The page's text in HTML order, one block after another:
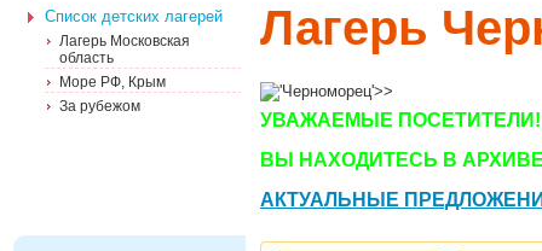
Список детских лагерей
Лагерь Московская
область
Море РФ, Крым
За рубежом
Лагерь
УВАЖАЕМЫЕ ПОСЕТИТЕЛИ!
ВЫ НАХОДИТЕСЬ В
АКТУАЛЬНЫЕ